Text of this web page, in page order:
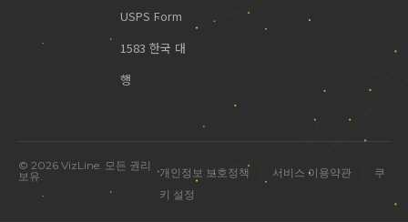
USPS Form
1583 한국 대
행
© 2026 VizLine. 모든 권리
보유.
개인정보 보호정책 서비스 이용약관
쿠
키 설정